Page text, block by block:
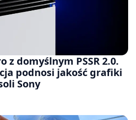
z domyślnym PSSR 2.0.
podnosi jakość grafiki
Sony